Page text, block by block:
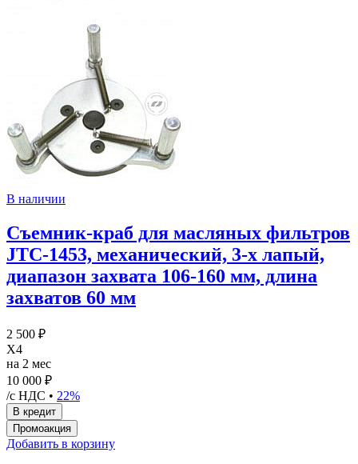
В наличии
Съемник-краб для масляных фильтров
JTC-1453, механический, 3-х лапый,
диапазон захвата 106-160 мм, длина
захватов 60 мм
2 500 ₽
X4
на 2 мес
10 000 ₽
/с НДС • 22%
Добавить в корзину